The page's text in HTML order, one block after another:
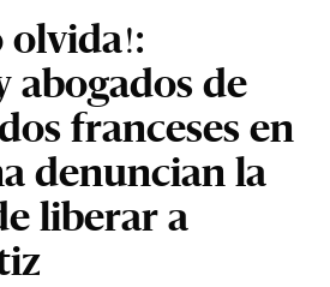
olvida!:
abogados de
franceses en
denuncian la
liberar a